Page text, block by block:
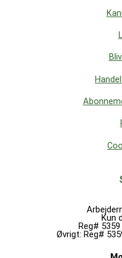
Kun
Reg#
Øvrigt: Reg#